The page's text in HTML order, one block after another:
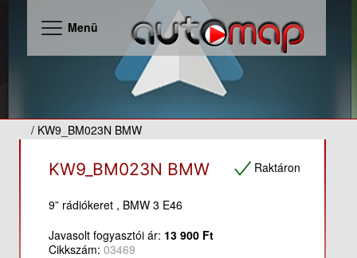
Menü
/ KW9_BM023N BMW
Raktáron
KW9_BM023N BMW
9” rádiókeret , BMW 3 E46
Javasolt fogyasztói ár: 13 900 Ft
Cikkszám: 03469